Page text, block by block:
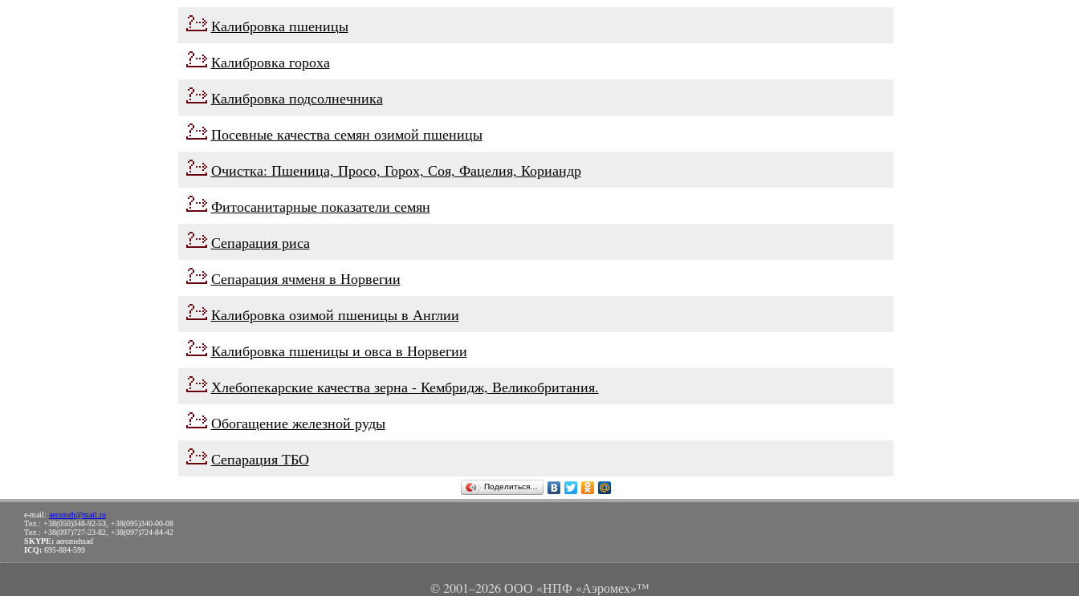
Калибровка пшеницы
Калибровка гороха
Калибровка подсолнечника
Посевные качества семян озимой пшеницы
Очистка: Пшеница, Просо, Горох, Соя, Фацелия, Кориандр
Фитосанитарные показатели семян
Сепарация риса
Сепарация ячменя в Норвегии
Калибровка озимой пшеницы в Англии
Калибровка пшеницы и овса в Норвегии
Хлебопекарские качества зерна - Кембридж, Великобритания.
Обогащение железной руды
Сепарация ТБО
Поделиться…
e-mail: aeromeh@mail.ru
Тел.: +38(050)348-92-53, +38(095)340-00-08
Тел.: +38(097)727-23-82, +38(097)724-84-42
SKYPE: aeromehsad
ICQ: 695-884-599
© 2001–2026 ООО «НПФ «Аэромех»™